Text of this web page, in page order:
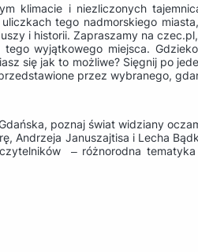
klimacie i niezliczonych
tego nadmorskiego
i historii. Zapraszamy na
wyjątkowego miejsca.
się jak to możliwe? Sięgnij po
przez wybranego,
poznaj świat widziany
Andrzeja Januszajtisa i Lecha
‒ różnorodna